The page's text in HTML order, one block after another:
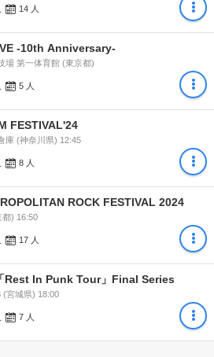
14 人
-10th Anniversary-
場 第一体育館 (東京都)
5 人
FESTIVAL'24
庫 (神奈川県) 12:45
8 人
ROCK FESTIVAL 2024
都) 16:50
17 人
Rest In Punk Tour」Final Series
(宮城県) 18:00
7 人